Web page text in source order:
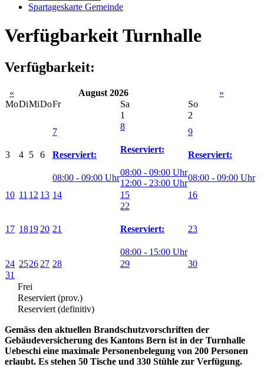
Spartageskarte Gemeinde
Verfügbarkeit Turnhalle
Verfügbarkeit:
« August 2026
»
MoDiMiDoFr Sa
So
1
2
3 4 5 6
7
Reserviert:
08:00 - 09:00 Uhr
8
Reserviert:
08:00 - 09:00 Uhr
12:00 - 23:00 Uhr
9
Reserviert:
08:00 - 09:00 Uhr
10 11 12 13 14 15 16
17 1819 20 21
22
Reserviert:
08:00 - 15:00 Uhr
23
24 2526 27 28 29
30
31
Frei
Reserviert (prov.)
Reserviert (definitiv)
Gemäss den aktuellen Brandschutzvorschriften der
Gebäudeversicherung des Kantons Bern ist in der Turnhalle
Uebeschi eine maximale Personenbelegung von 200 Personen
erlaubt. Es stehen 50 Tische und 330 Stühle zur Verfügung.